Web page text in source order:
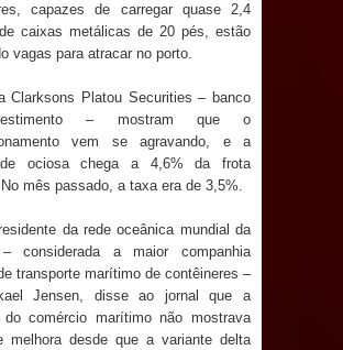
Diretório Nacional do PDT durante
Dois Gigantes da Poesia Paraibana
inspiram a IV FEIRA LITERÁRIA DO
BREJO em Guarabira
Vereador Davyd Matias reúne cerca
de 200 lideranças em apoio à pré-
capazes de carregar quase 2,4
caixas metálicas de 20 pés, estão
vagas para atracar no porto.
Clarksons Platou Securities – banco
– mostram que o
vem se agravando, e a
ociosa chega a 4,6% da frota
mês passado, a taxa era de 3,5%.
da rede oceânica mundial da
considerada a maior companhia
transporte marítimo de contêineres –
Jensen, disse ao jornal que a
do comércio marítimo não mostrava
melhora desde que a variante delta